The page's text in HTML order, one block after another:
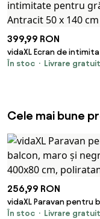
399,99 RON
vidaXL Ecran de
pentru grădină Antracit
În stoc Livrare
Cele mai bune
256,99 RON
vidaXL Paravan pentru
maro și negru, 400x80
În stoc Livrare